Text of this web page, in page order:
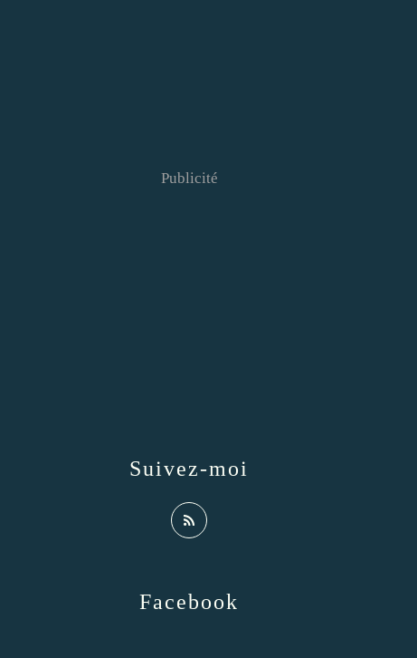
Suivez-moi
Facebook
Publicité